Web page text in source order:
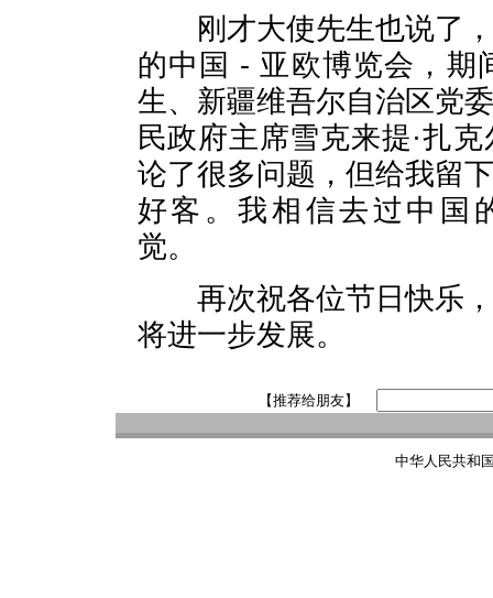
刚才大使先生也说了
的中国 - 亚欧博览会，期
生、新疆维吾尔自治区党
民政府主席雪克来提·扎克
论了很多问题，但给我留
好客。我相信去过中国
觉。
再次祝各位节日快乐
将进一步发展。
【推荐给朋友】
中华人民共和